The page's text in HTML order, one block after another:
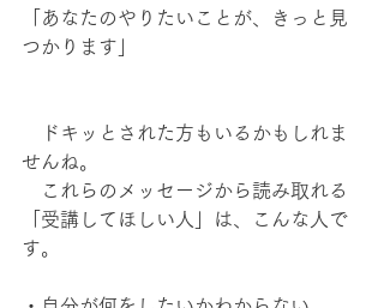
「あなたのやりたいことが、きっと見
つかります」
ドキッとされた方もいるかもしれま
せんね。
これらのメッセージから読み取れる
「受講してほしい人」は、こんな人で
す。